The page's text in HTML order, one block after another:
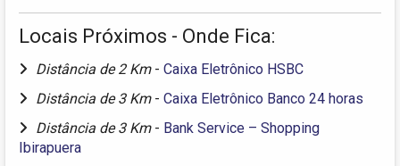
Locais Próximos - Onde Fica:
Distância de 2 Km - Caixa Eletrônico HSBC
Distância de 3 Km - Caixa Eletrônico Banco 24 horas
Distância de 3 Km - Bank Service – Shopping
Ibirapuera